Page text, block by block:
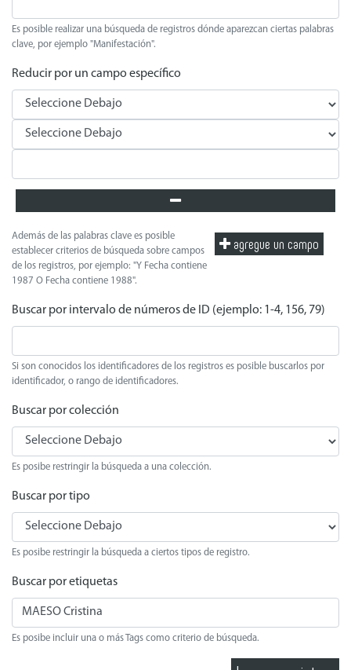
Es posible realizar una búsqueda de registros dónde aparezcan ciertas palabras
clave, por ejemplo "Manifestación".
Reducir por un campo específico
agregue un campo
Además de las palabras clave es posible
establecer criterios de búsqueda sobre campos
de los registros, por ejemplo: "Y Fecha contiene
1987 O Fecha contiene 1988".
Buscar por intervalo de números de ID (ejemplo: 1-4, 156, 79)
Si son conocidos los identificadores de los registros es posible buscarlos por
identificador, o rango de identificadores.
Buscar por colección
Es posibe restringir la búsqueda a una colección.
Buscar por tipo
Es posibe restringir la búsqueda a ciertos tipos de registro.
Buscar por etiquetas
Es posibe incluir una o más Tags como criterio de búsqueda.